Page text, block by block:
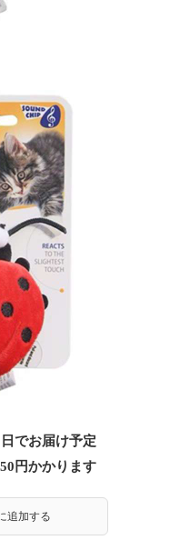
でお届け予定
円かかります
追加する